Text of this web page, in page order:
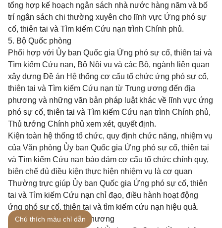
tổng hợp kế hoạch ngân sách nhà nước hàng năm và bố
trí ngân sách chi thường xuyên cho lĩnh vực Ứng phó sự
cố, thiên tai và Tìm kiếm Cứu nạn trình Chính phủ.
5. Bộ Quốc phòng
Phối hợp với Ủy ban Quốc gia Ứng phó sự cố, thiên tai và
Tìm kiếm Cứu nạn, Bộ Nội vụ và các Bộ, ngành liên quan
xây dựng Đề án Hệ thống cơ cấu tổ chức ứng phó sự cố,
thiên tai và Tìm kiếm Cứu nạn từ Trung ương đến địa
phương và những văn bản pháp luật khác về lĩnh vực ứng
phó sự cố, thiên tai và Tìm kiếm Cứu nạn trình Chính phủ,
Thủ tướng Chính phủ xem xét, quyếtđịnh.
Kiện toàn hệ thống tổ chức, quy định chức năng, nhiệm vụ
của Văn phòng Ủy ban Quốc gia Ứng phó sự cố, thiên tai
và Tìm kiếm Cứu nạn bảo đảm cơ cấu tổ chức chính quy,
biên chế đủ điều kiện thực hiện nhiệm vụ là cơ quan
Thường trực giúp Ủy ban Quốc gia Ứng phó sự cố, thiên
tai và Tìm kiếm Cứu nạn chỉ đạo, điều hành hoạt động
ứng phó sự cố, thiên tai và tìm kiếm cứu nạn hiệu quả.
6. Các Bộ, ngành, địa phương
Chú thích màu chỉ dẫn